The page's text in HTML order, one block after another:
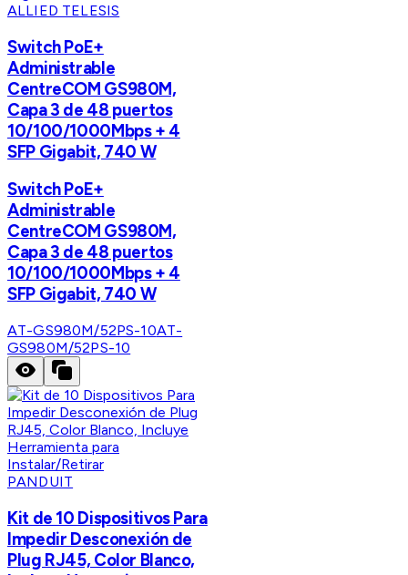
ALLIED TELESIS
Switch PoE+
Administrable
CentreCOM GS980M,
Capa 3 de 48 puertos
10/100/1000Mbps + 4
SFP Gigabit, 740 W
Switch PoE+
Administrable
CentreCOM GS980M,
Capa 3 de 48 puertos
10/100/1000Mbps + 4
SFP Gigabit, 740 W
AT-GS980M/52PS-10AT-
GS980M/52PS-10
PANDUIT
Kit de 10 Dispositivos Para
Impedir Desconexión de
Plug RJ45, Color Blanco,